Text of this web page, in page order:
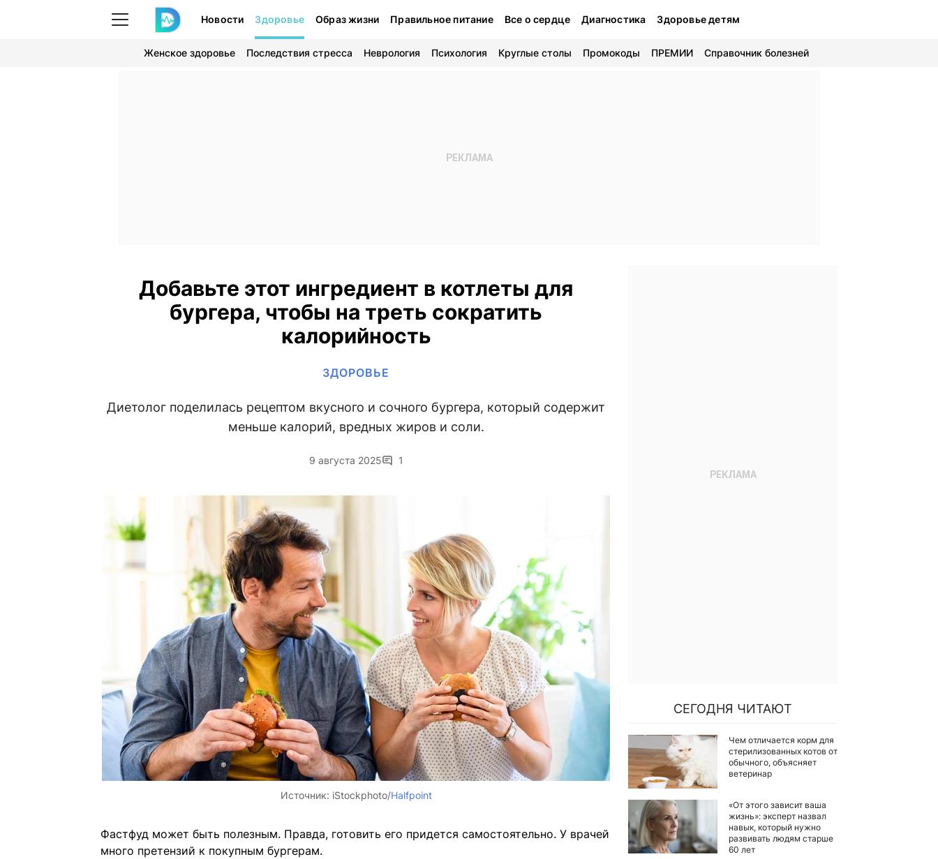
Новости Здоровье Образ жизни Правильное питание Все о сердце Диагностика Здоровье детям
Женское здоровье Последствия стресса Неврология Психология Круглые столы Промокоды ПРЕМИИ Справочник болезней
Добавьте этот ингредиент в котлеты для
бургера, чтобы на треть сократить
калорийность
ЗДОРОВЬЕ
Диетолог поделилась рецептом вкусного и сочного бургера, который содержит
меньше калорий, вредных жиров и соли.
9 августа 2025 1
Источник: iStockphoto/Halfpoint
Фастфуд может быть полезным. Правда, готовить его придется самостоятельно. У врачей
много претензий к покупным бургерам.
СЕГОДНЯ ЧИТАЮТ
Чем отличается корм для
стерилизованных котов от
обычного, объясняет
ветеринар
«От этого зависит ваша
жизнь»: эксперт назвал
навык, который нужно
развивать людям старше
60 лет